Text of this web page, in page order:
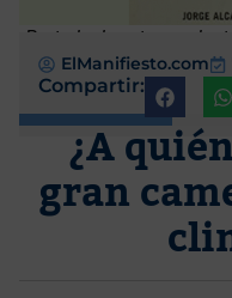
Portada de este
ElManifiesto.com
Compartir:
¿A
gran